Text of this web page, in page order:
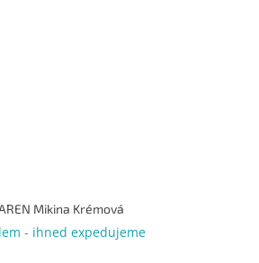
Mikina Krémová
- ihned expedujeme